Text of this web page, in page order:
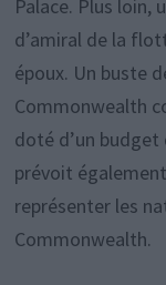
Palace. Plus loin,
d’amiral de la
époux. Un buste
Commonwealth
doté d’un
prévoit
représenter les
Commonwealth.